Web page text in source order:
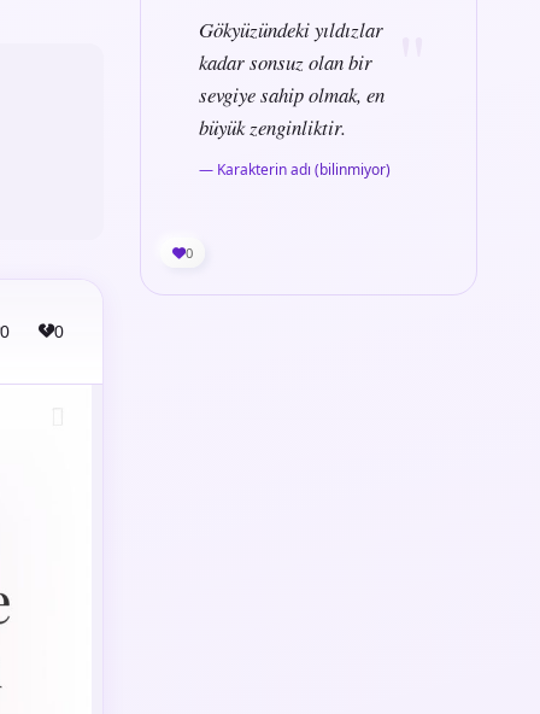
0 0
Gökyüzündeki yıldızlar
kadar sonsuz olan bir
sevgiye sahip olmak, en
büyük zenginliktir.
— Karakterin adı (bilinmiyor)
0